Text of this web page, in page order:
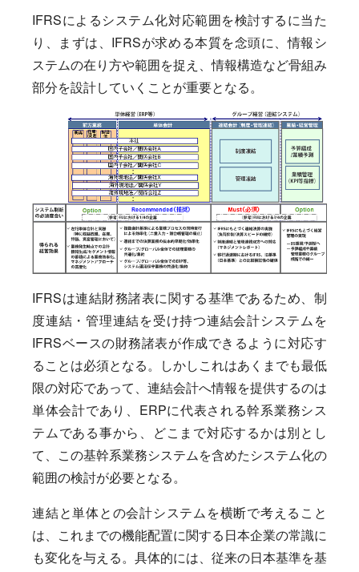
IFRSによるシステム化対応範囲を検討するに当た
り、まずは、IFRSが求める本質を念頭に、情報シ
ステムの在り方や範囲を捉え、情報構造など骨組み
部分を設計していくことが重要となる。
IFRSは連結財務諸表に関する基準であるため、制
度連結・管理連結を受け持つ連結会計システムを
IFRSベースの財務諸表が作成できるように対応す
ることは必須となる。しかしこれはあくまでも最低
限の対応であって、連結会計へ情報を提供するのは
単体会計であり、ERPに代表される幹系業務シス
テムである事から、どこまで対応するかは別とし
て、この基幹系業務システムを含めたシステム化の
範囲の検討が必要となる。
連結と単体との会計システムを横断で考えること
は、これまでの機能配置に関する日本企業の常識に
も変化を与える。具体的には、従来の日本基準を基